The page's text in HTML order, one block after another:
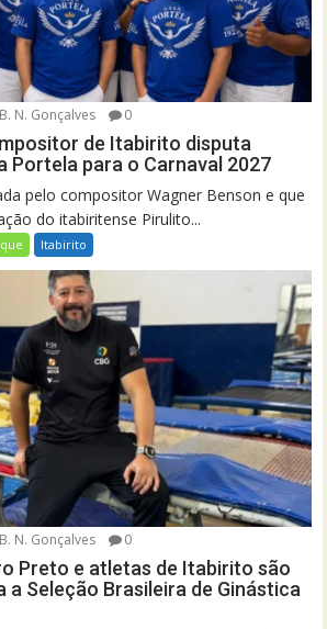
N. Gonçalves 0
de Itabirito disputa
Portela para o Carnaval 2027
pelo compositor Wagner Benson e que
do itabiritense Pirulito...
Itabirito
N. Gonçalves 0
Preto e atletas de Itabirito são
a Seleção Brasileira de Ginástica